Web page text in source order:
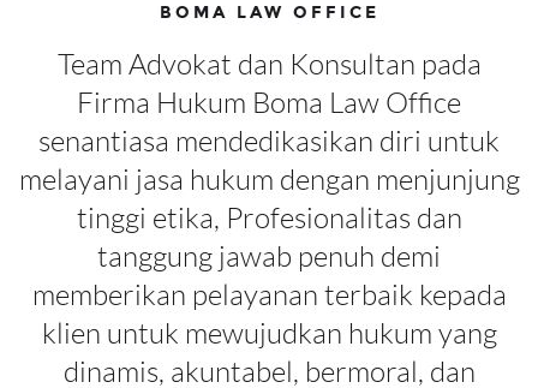
BOMA LAW OFFICE
Team Advokat dan Konsultan pada
Firma Hukum Boma Law Office
senantiasa mendedikasikan diri untuk
melayani jasa hukum dengan menjunjung
tinggi etika, Profesionalitas dan
tanggung jawab penuh demi
memberikan pelayanan terbaik kepada
klien untuk mewujudkan hukum yang
dinamis, akuntabel, bermoral, dan